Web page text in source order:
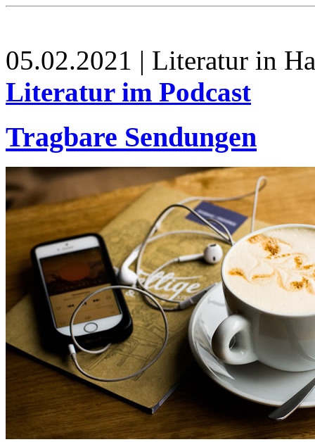
05.02.2021 | Literatur in
Literatur im Podcast
Tragbare Sendungen